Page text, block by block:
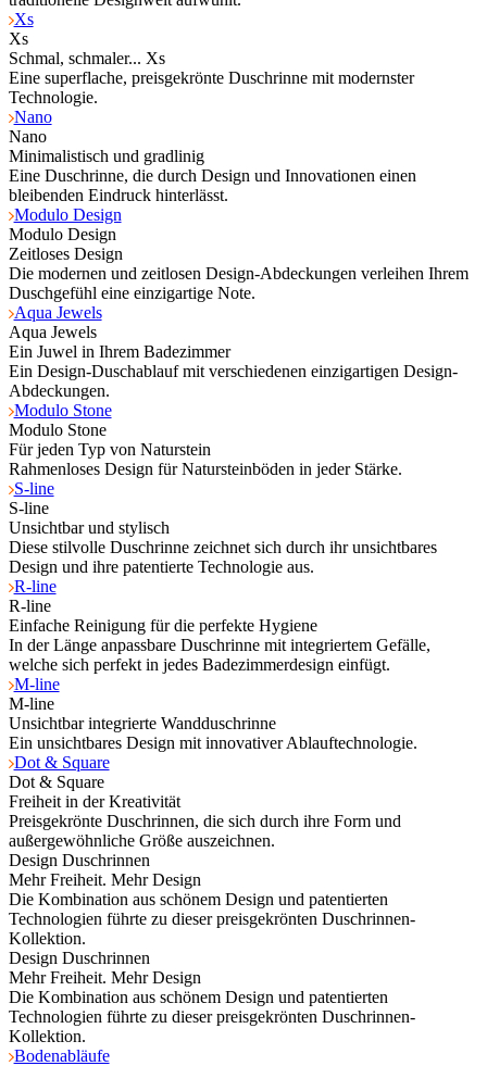
Xs
Xs
Schmal, schmaler... Xs
Eine superflache, preisgekrönte Duschrinne mit modernster
Technologie.
Nano
Nano
Minimalistisch und gradlinig
Eine Duschrinne, die durch Design und Innovationen einen
bleibenden Eindruck hinterlässt.
Modulo Design
Modulo Design
Zeitloses Design
Die modernen und zeitlosen Design-Abdeckungen verleihen Ihrem
Duschgefühl eine einzigartige Note.
Aqua Jewels
Aqua Jewels
Ein Juwel in Ihrem Badezimmer
Ein Design-Duschablauf mit verschiedenen einzigartigen Design-
Abdeckungen.
Modulo Stone
Modulo Stone
Für jeden Typ von Naturstein
Rahmenloses Design für Natursteinböden in jeder Stärke.
S-line
S-line
Unsichtbar und stylisch
Diese stilvolle Duschrinne zeichnet sich durch ihr unsichtbares
Design und ihre patentierte Technologie aus.
R-line
R-line
Einfache Reinigung für die perfekte Hygiene
In der Länge anpassbare Duschrinne mit integriertem Gefälle,
welche sich perfekt in jedes Badezimmerdesign einfügt.
M-line
M-line
Unsichtbar integrierte Wandduschrinne
Ein unsichtbares Design mit innovativer Ablauftechnologie.
Dot & Square
Dot & Square
Freiheit in der Kreativität
Preisgekrönte Duschrinnen, die sich durch ihre Form und
außergewöhnliche Größe auszeichnen.
Design Duschrinnen
Mehr Freiheit. Mehr Design
Die Kombination aus schönem Design und patentierten
Technologien führte zu dieser preisgekrönten Duschrinnen-
Kollektion.
Design Duschrinnen
Mehr Freiheit. Mehr Design
Die Kombination aus schönem Design und patentierten
Technologien führte zu dieser preisgekrönten Duschrinnen-
Kollektion.
Bodenabläufe